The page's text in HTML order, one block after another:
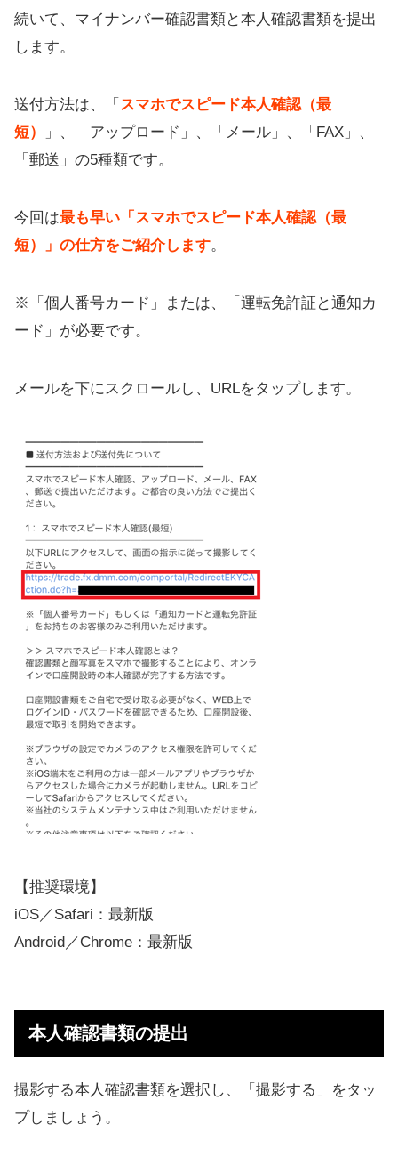
続いて、マイナンバー確認書類と本人確認書類を提出
します。
送付方法は、「 スマホでスピード本人確認（最
短）
」、「アップロード」、「メール」、「FAX」、
「郵送」の5種類です。
今回は最も早い「スマホでスピード本人確認（最
短）」の仕方をご紹介します。
※「個人番号カード」または、「運転免許証と通知カ
ード」が必要です。
メールを下にスクロールし、URLをタップします。
【推奨環境】
iOS／Safari：最新版
Android／Chrome：最新版
本人確認書類の提出
撮影する本人確認書類を選択し、「撮影する」をタッ
プしましょう。